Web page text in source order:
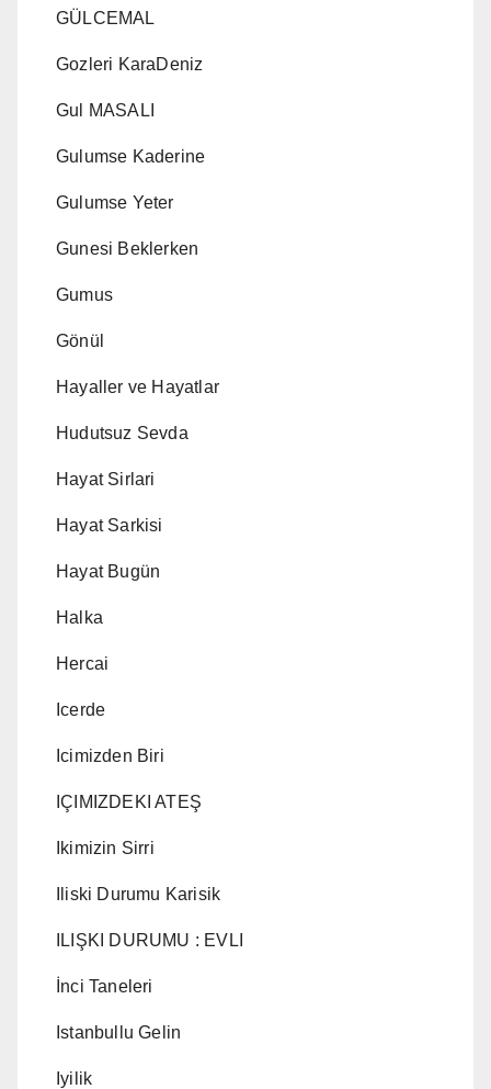
GÜLCEMAL
Gozleri KaraDeniz
Gul MASALI
Gulumse Kaderine
Gulumse Yeter
Gunesi Beklerken
Gumus
Gönül
Hayaller ve Hayatlar
Hudutsuz Sevda
Hayat Sirlari
Hayat Sarkisi
Hayat Bugün
Halka
Hercai
Icerde
Icimizden Biri
IÇIMIZDEKI ATEŞ
Ikimizin Sirri
Iliski Durumu Karisik
ILIŞKI DURUMU : EVLI
İnci Taneleri
Istanbullu Gelin
Iyilik